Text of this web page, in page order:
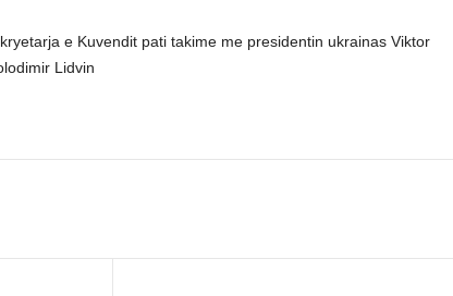
e Kuvendit pati takime me presidentin ukrainas Viktor
Lidvin